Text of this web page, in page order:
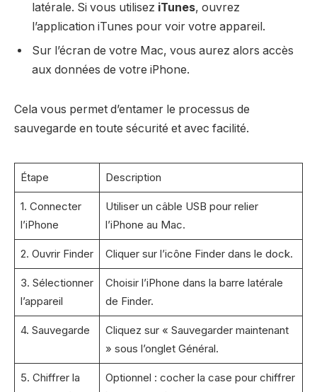
latérale. Si vous utilisez iTunes, ouvrez
l’application iTunes pour voir votre appareil.
Sur l’écran de votre Mac, vous aurez alors accès
aux données de votre iPhone.
Cela vous permet d’entamer le processus de
sauvegarde en toute sécurité et avec facilité.
Étape Description
1. Connecter
l’iPhone
Utiliser un câble USB pour relier
l’iPhone au Mac.
2. Ouvrir Finder Cliquer sur l’icône Finder dans le dock.
3. Sélectionner
l’appareil
Choisir l’iPhone dans la barre latérale
de Finder.
4. Sauvegarde
Cliquez sur « Sauvegarder maintenant
» sous l’onglet Général.
5. Chiffrer la
Optionnel : cocher la case pour chiffrer